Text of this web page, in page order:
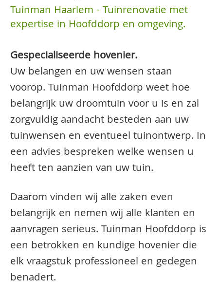
Tuinman Haarlem - Tuinrenovatie met
expertise in Hoofddorp en omgeving.
Gespecialiseerde hovenier.
Uw belangen en uw wensen staan
voorop. Tuinman Hoofddorp weet hoe
belangrijk uw droomtuin voor u is en zal
zorgvuldig aandacht besteden aan uw
tuinwensen en eventueel tuinontwerp. In
een advies bespreken welke wensen u
heeft ten aanzien van uw tuin.
Daarom vinden wij alle zaken even
belangrijk en nemen wij alle klanten en
aanvragen serieus. Tuinman Hoofddorp is
een betrokken en kundige hovenier die
elk vraagstuk professioneel en gedegen
benadert.